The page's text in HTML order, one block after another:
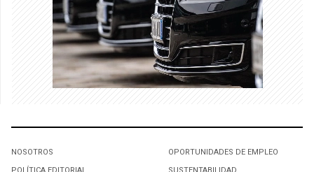
NOSOTROS
OPORTUNIDADES DE EMPLEO